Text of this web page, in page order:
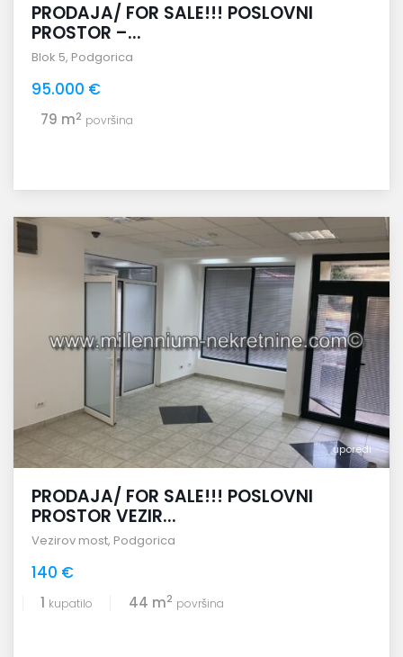
PRODAJA/ FOR SALE!!! POSLOVNI
PROSTOR –...
Blok 5, Podgorica
95.000 €
79 m2 površina
uporedi
PRODAJA/ FOR SALE!!! POSLOVNI
PROSTOR VEZIR...
Vezirov most, Podgorica
140 €
1 kupatilo 44 m2 površina